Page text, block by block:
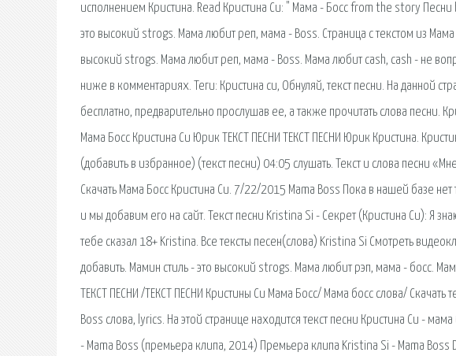
исполнением Кристина. Read Кристина Си: " Мама - Босс from the story
это высокий strogs. Мама любит реп, мама - Boss. Страница с текстом из
высокий strogs. Мама любит реп, мама - Boss. Мама любит cash, cash - не
ниже в комментариях. Теги: Кристина си, Обнуляй, текст песни. На данной
бесплатно, предварительно прослушав ее, а также прочитать слова песни.
Мама Босс Кристина Си Юрик ТЕКСТ ПЕСНИ ТЕКСТ ПЕСНИ Юрик Кристина.
(добавить в избранное) (текст песни) 04:05 слушать. Текст и слова песни
Скачать Мама Босс Кристина Си. 7/22/2015 Mama Boss Пока в нашей базе
и мы добавим его на сайт. Текст песни Kristina Si - Секрет (Кристина Си): Я
тебе сказал 18+ Kristina. Все тексты песен(слова) Kristina Si Смотреть
добавить. Мамин стиль - это высокий strogs. Мама любит рэп, мама - босс.
ТЕКСТ ПЕСНИ /ТЕКСТ ПЕСНИ Кристины Си Мама Босс/ Мама босс слова/ Скачать
Boss слова, lyrics. На этой странице находится текст песни Кристина Си -
- Mama Boss (премьера клипа, 2014) Премьера клипа Kristina Si - Mama